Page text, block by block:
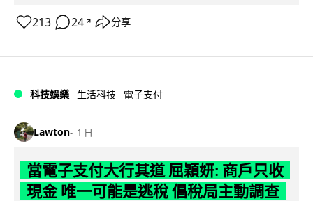
213 24 ↗ 分享
科技娛樂 生活科技 電子支付
Lawton 1 日
當電子支付大行其道 屈穎妍: 商戶只收
現金 唯一可能是逃稅 倡稅局主動調查